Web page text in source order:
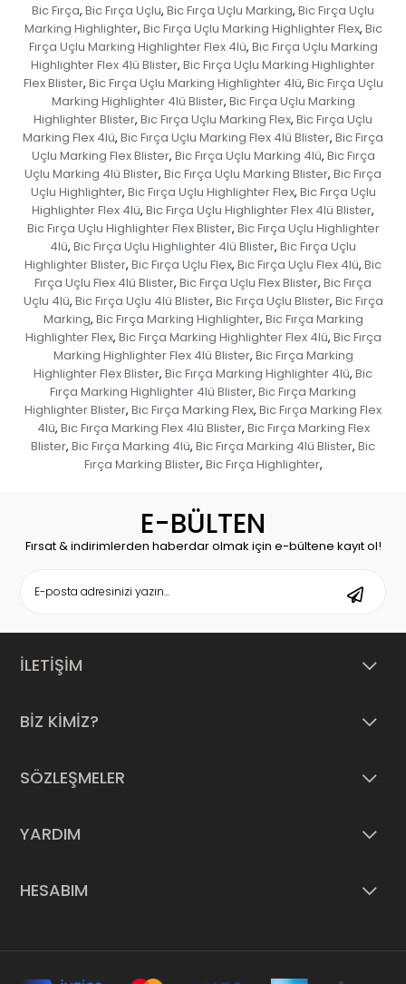
Bic Fırça, Bic Fırça Uçlu, Bic Fırça Uçlu Marking, Bic Fırça Uçlu
Marking Highlighter, Bic Fırça Uçlu Marking Highlighter Flex, Bic
Fırça Uçlu Marking Highlighter Flex 4lü, Bic Fırça Uçlu Marking
Highlighter Flex 4lü Blister, Bic Fırça Uçlu Marking Highlighter
Flex Blister, Bic Fırça Uçlu Marking Highlighter 4lü, Bic Fırça Uçlu
Marking Highlighter 4lü Blister, Bic Fırça Uçlu Marking
Highlighter Blister, Bic Fırça Uçlu Marking Flex, Bic Fırça Uçlu
Marking Flex 4lü, Bic Fırça Uçlu Marking Flex 4lü Blister, Bic Fırça
Uçlu Marking Flex Blister, Bic Fırça Uçlu Marking 4lü, Bic Fırça
Uçlu Marking 4lü Blister, Bic Fırça Uçlu Marking Blister, Bic Fırça
Uçlu Highlighter, Bic Fırça Uçlu Highlighter Flex, Bic Fırça Uçlu
Highlighter Flex 4lü, Bic Fırça Uçlu Highlighter Flex 4lü Blister,
Bic Fırça Uçlu Highlighter Flex Blister, Bic Fırça Uçlu Highlighter
4lü, Bic Fırça Uçlu Highlighter 4lü Blister, Bic Fırça Uçlu
Highlighter Blister, Bic Fırça Uçlu Flex, Bic Fırça Uçlu Flex 4lü, Bic
Fırça Uçlu Flex 4lü Blister, Bic Fırça Uçlu Flex Blister, Bic Fırça
Uçlu 4lü, Bic Fırça Uçlu 4lü Blister, Bic Fırça Uçlu Blister, Bic Fırça
Marking, Bic Fırça Marking Highlighter, Bic Fırça Marking
Highlighter Flex, Bic Fırça Marking Highlighter Flex 4lü, Bic Fırça
Marking Highlighter Flex 4lü Blister, Bic Fırça Marking
Highlighter Flex Blister, Bic Fırça Marking Highlighter 4lü, Bic
Fırça Marking Highlighter 4lü Blister, Bic Fırça Marking
Highlighter Blister, Bic Fırça Marking Flex, Bic Fırça Marking Flex
4lü, Bic Fırça Marking Flex 4lü Blister, Bic Fırça Marking Flex
Blister, Bic Fırça Marking 4lü, Bic Fırça Marking 4lü Blister, Bic
Fırça Marking Blister, Bic Fırça Highlighter,
E-BÜLTEN
Fırsat & indirimlerden haberdar olmak için e-bültene kayıt ol!
İLETİŞİM
BİZ KİMİZ?
SÖZLEŞMELER
YARDIM
HESABIM